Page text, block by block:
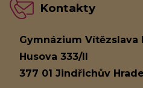
Kontakty
Gymnázium Vítězslava
Husova 333/II
377 01 Jindřichův